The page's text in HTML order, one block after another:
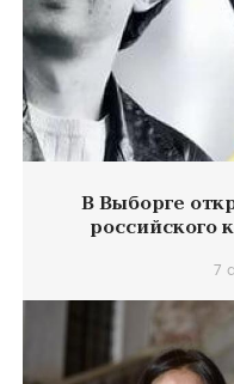
В Выборге
российского
7